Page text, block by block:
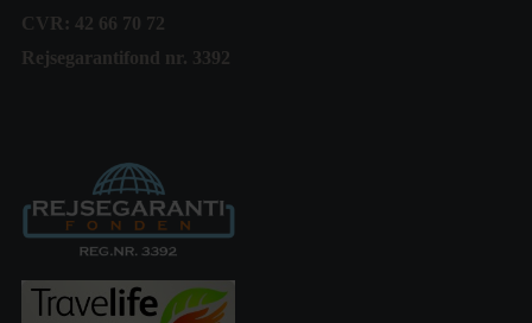
CVR: 42 66 70 72
Rejsegarantifond nr. 3392